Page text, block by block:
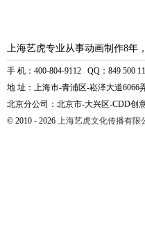
上海艺虎专业从事动画制作8年
手 机：400-804-9112 QQ：849 500
地 址：上海市-青浦区-崧泽大道6066
北京分公司：北京市-大兴区-CDD创
© 2010 - 2026 上海艺虎文化传播有限